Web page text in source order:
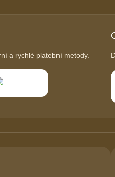
a rychlé platební metody.